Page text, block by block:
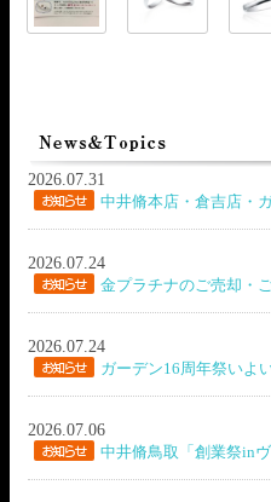
2026.07.31
中井脩本店・倉吉店・
2026.07.24
金プラチナのご売却・
2026.07.24
ガーデン16周年祭いよ
2026.07.06
中井脩鳥取「創業祭in